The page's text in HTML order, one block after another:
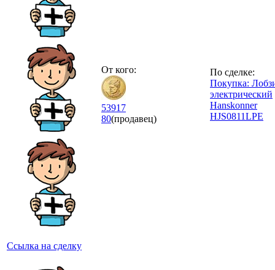
Ссылка на сделку
От кого:
53917
80(продавец)
По сделке:
Покупка:
электрический
Hanskonner
HJS0811LPE